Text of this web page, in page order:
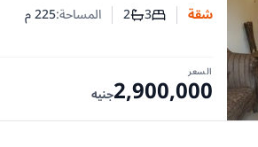
شقة
عدد غرف النوم
3عدد الحمامات
2 المساحة:225م
السعر
2,900,000جنيه